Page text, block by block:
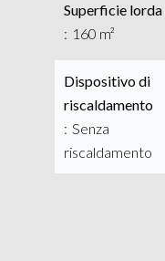
Superficie lorda
160 m²
Dispositivo di
riscaldamento
Senza
riscaldamento